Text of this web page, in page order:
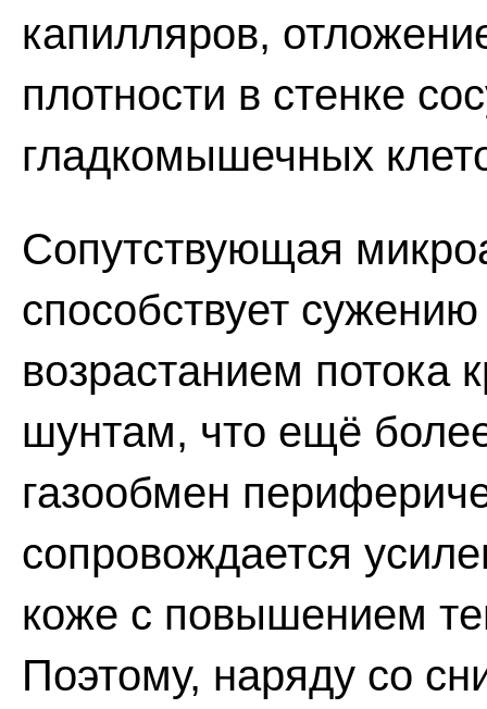
капилляров,
плотности в стенке
гладкомышечных
Сопутствующая
способствует
возрастанием потока
шунтам, что ещё
газообмен
сопровождается
коже с повышением
Поэтому, наряду со